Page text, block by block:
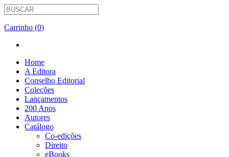
Carrinho (0)
Home
A Editora
Conselho Editorial
Coleções
Lançamentos
200 Anos
Autores
Catálogo
Co-edições
Direito
eBooks